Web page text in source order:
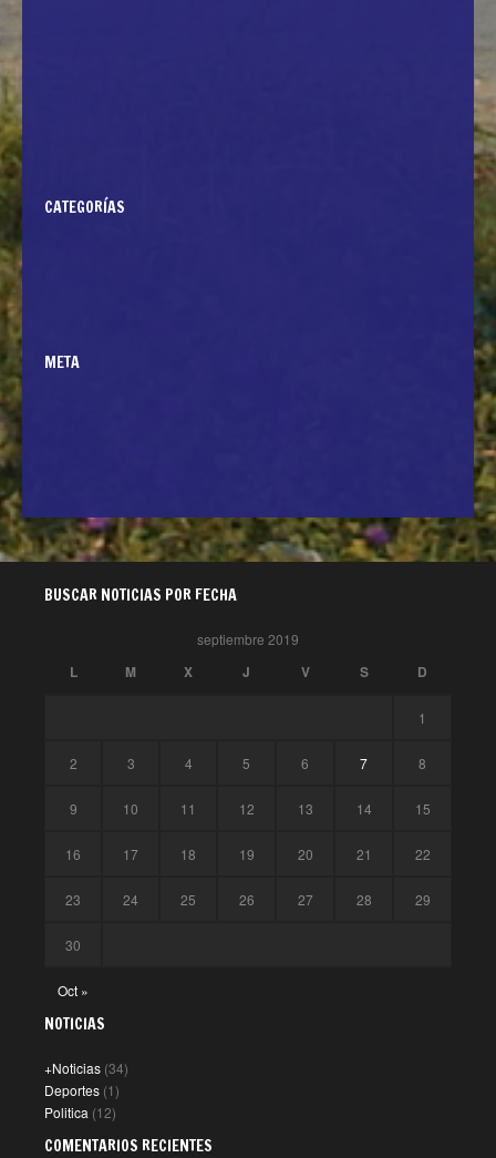
CATEGORÍAS
META
BUSCAR NOTICIAS POR FECHA
septiembre 2019
L M X J V S D
1
2 3 4 5 6 7 8
9 10 11 12 13 14 15
16 17 18 19 20 21 22
23 24 25 26 27 28 29
30
Oct »
NOTICIAS
+Noticias (34)
Deportes (1)
Politica (12)
COMENTARIOS RECIENTES